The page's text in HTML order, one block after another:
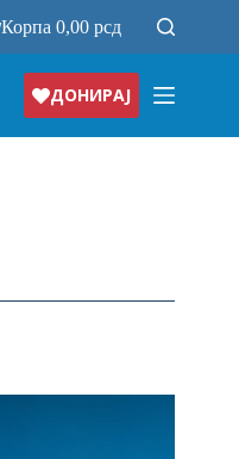
Корпа0,00рсд
ДОНИРАЈ